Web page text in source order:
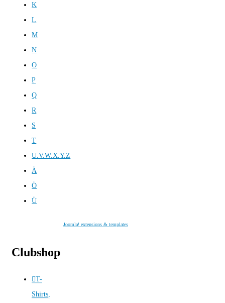
K
L
M
N
O
P
Q
R
S
T
U.V.W.X.Y.Z
Ä
Ö
Ü
Joomla! extensions & templates
Clubshop
T-
Shirts,